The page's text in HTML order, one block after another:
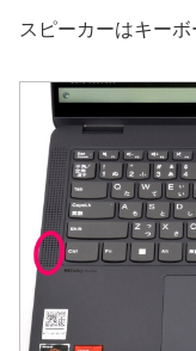
スピーカーはキー